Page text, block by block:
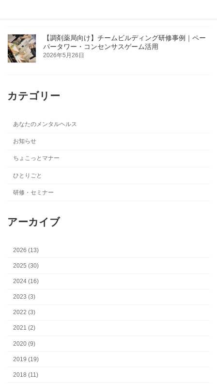
【調剤薬局向け】チームビルディング研修事例｜ペー
パータワー・コンセンサスゲーム活用
2026年5月26日
カテゴリー
あなたのメンタルヘルス
お知らせ
ちょこっとマナー
ひとりごと
研修・セミナー
アーカイブ
2026 (13)
2025 (30)
2024 (16)
2023 (3)
2022 (3)
2021 (2)
2020 (9)
2019 (19)
2018 (11)